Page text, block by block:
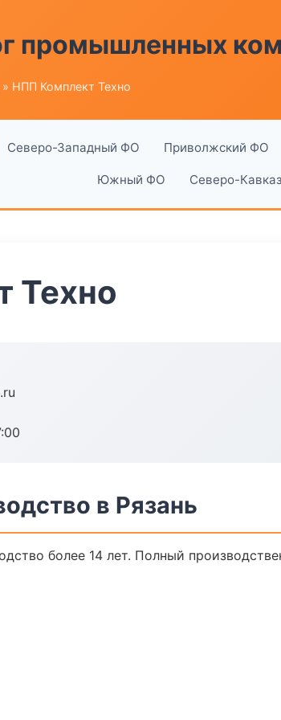
промышленных
» НПП Комплект Техно
Северо-Западный ФО Приволжский ФО
Южный ФО Северо-
Техно
в Рязань
более 14 лет. Полный